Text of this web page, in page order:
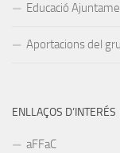
Educació
Aportacions del
ENLLAÇOS D’INTERÉS
aFFaC